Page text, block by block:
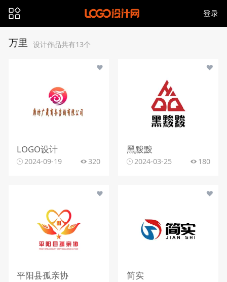
登录
万里 设计作品共有13个
LOGO设计
2024-09-19 320
黑黢黢
2024-03-25 180
平阳县孤亲协 简实